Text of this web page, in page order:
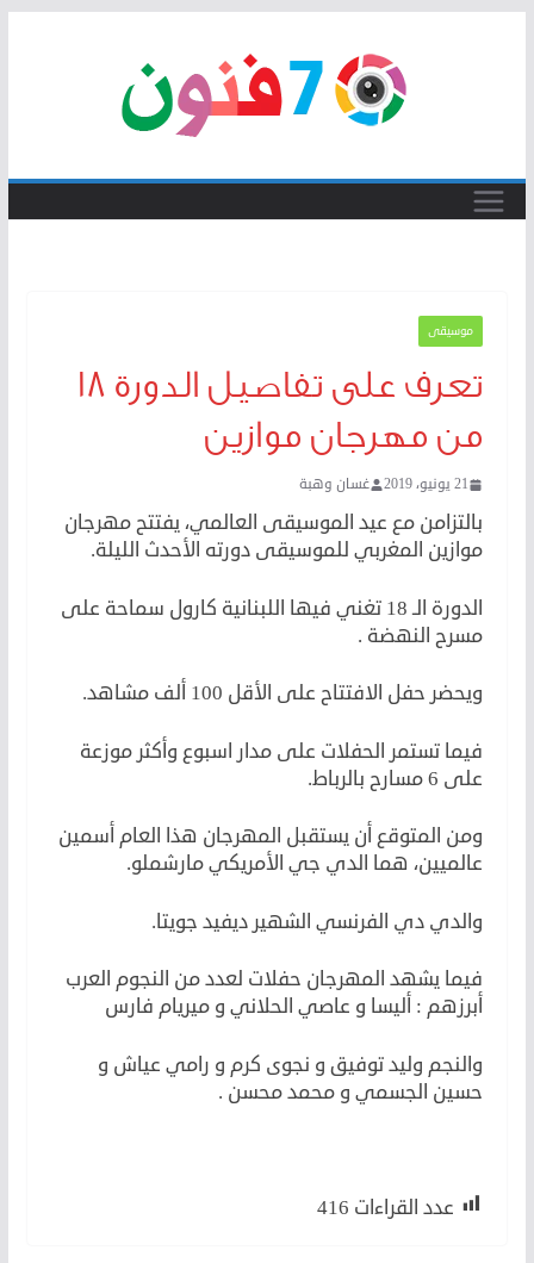
موسيقى
تعرف على تفاصيل الدورة 18
من مهرجان موازين
21 يونيو، 2019 غسان وهبة
بالتزامن مع عيد الموسيقى العالمي، يفتتح مهرجان
موازين المغربي للموسيقى دورته الأحدث الليلة.
الدورة الـ 18 تغني فيها اللبنانية كارول سماحة على
مسرح النهضة .
ويحضر حفل الافتتاح على الأقل 100 ألف مشاهد.
فيما تستمر الحفلات على مدار اسبوع وأكثر موزعة
على 6 مسارح بالرباط.
ومن المتوقع أن يستقبل المهرجان هذا العام أسمين
عالميين، هما الدي جي الأمريكي مارشملو.
والدي دي الفرنسي الشهير ديفيد جويتا.
فيما يشهد المهرجان حفلات لعدد من النجوم العرب
أبرزهم : أليسا و عاصي الحلاني و ميريام فارس
والنجم وليد توفيق و نجوى كرم و رامي عياش و
حسين الجسمي و محمد محسن .
عدد القراءات 416